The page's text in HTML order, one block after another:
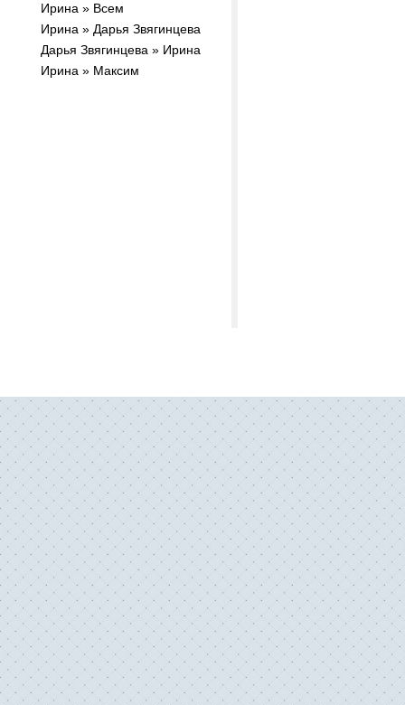
Ирина » Всем
Ирина » Дарья Звягинцева
Дарья Звягинцева » Ирина
Ирина » Максим